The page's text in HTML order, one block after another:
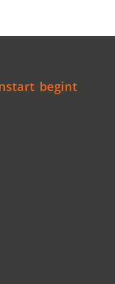
begint